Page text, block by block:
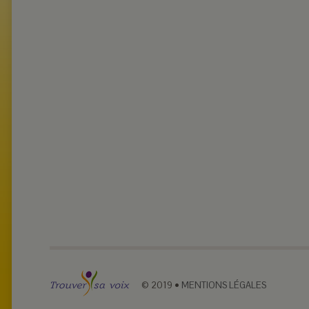
© 2019 • MENTIONS LÉGALES